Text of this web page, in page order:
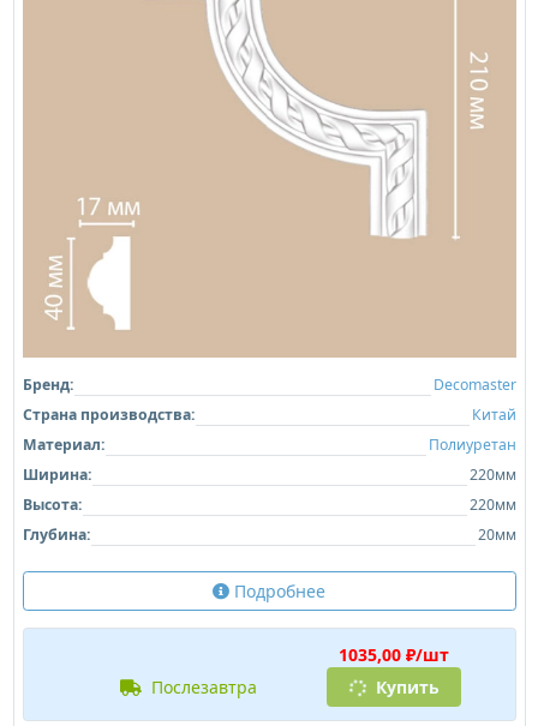
Бренд:
Decomaster
Страна производства:
Китай
Материал:
Полиуретан
Ширина:
220мм
Высота:
220мм
Глубина:
20мм
Подробнее
1035,00 ₽/шт
послезавтра
Купить